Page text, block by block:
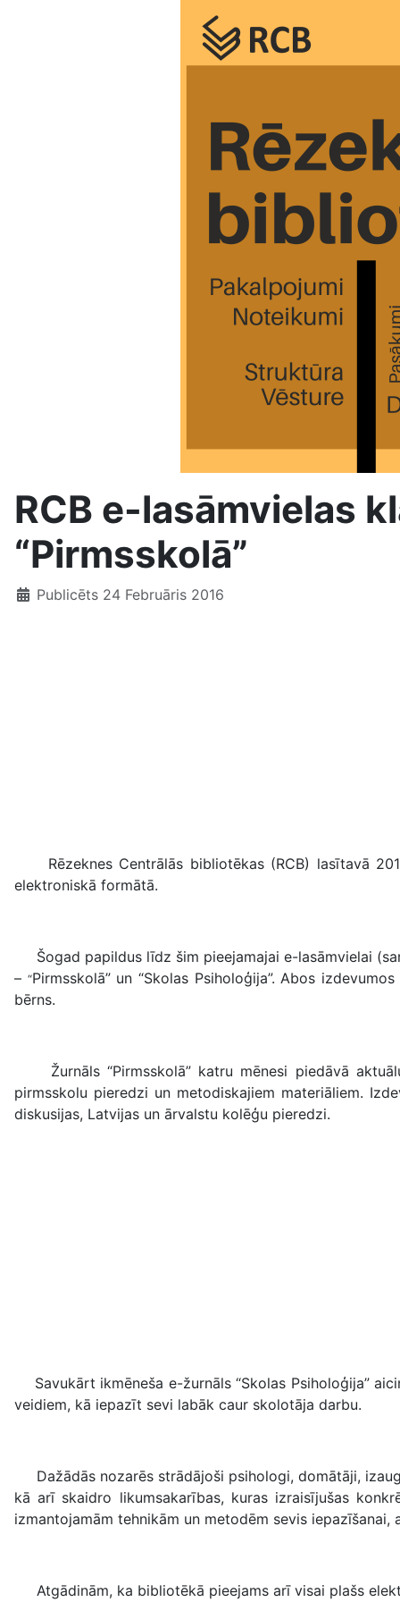
RCB e-lasāmvielas
“Pirmsskolā”
Publicēts 24 Februāris 2016
Rēzeknes Centrālās bibliotēkas (RCB) lasītavā
elektroniskā formātā.
Šogad papildus līdz šim pieejamajai e-lasāmvielai
– “Pirmsskolā” un “Skolas Psiholoģija”. Abos
bērns.
Žurnāls “Pirmsskolā” katru mēnesi piedāvā
pirmsskolu pieredzi un metodiskajiem materiāliem.
diskusijas, Latvijas un ārvalstu kolēģu pieredzi.
Savukārt ikmēneša e-žurnāls “Skolas Psiholoģija”
veidiem, kā iepazīt sevi labāk caur skolotāja darbu.
Dažādās nozarēs strādājoši psihologi, domātāji,
kā arī skaidro likumsakarības, kuras izraisījušas
izmantojamām tehnikām un metodēm sevis iepazīšanai,
Atgādinām, ka bibliotēkā pieejams arī visai plašs